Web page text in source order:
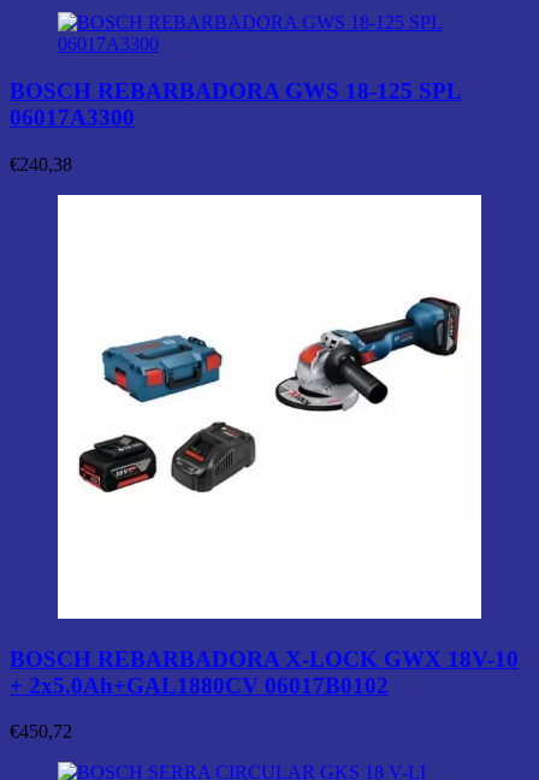
BOSCH REBARBADORA GWS 18-125 SPL
06017A3300
€240,38
BOSCH REBARBADORA X-LOCK GWX 18V-10
+ 2x5.0Ah+GAL1880CV 06017B0102
€450,72